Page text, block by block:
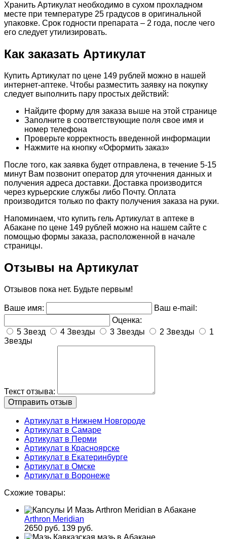
Хранить Артикулат необходимо в сухом прохладном
месте при температуре 25 градусов в оригинальной
упаковке. Срок годности препарата – 2 года, после чего
его следует утилизировать.
Как заказать Артикулат
Купить Артикулат по цене 149 рублей можно в нашей
интернет-аптеке. Чтобы разместить заявку на покупку
следует выполнить пару простых действий:
Найдите форму для заказа выше на этой странице
Заполните в соответствующие поля свое имя и
номер телефона
Проверьте корректность введенной информации
Нажмите на кнопку «Оформить заказ»
После того, как заявка будет отправлена, в течение 5-15
минут Вам позвонит оператор для уточнения данных и
получения адреса доставки. Доставка производится
через курьерские службы либо Почту. Оплата
производится только по факту получения заказа на руки.
Напоминаем, что купить гель Артикулат в аптеке в
Абакане по цене 149 рублей можно на нашем сайте с
помощью формы заказа, расположенной в начале
страницы.
Отзывы на Артикулат
Отзывов пока нет. Будьте первым!
Ваше имя:
Ваш e-mail:
Оценка:
5 Звезд
4 Звезды 3 Звезды 2 Звезды
1
Звезды
Текст отзыва:
Артикулат в Нижнем Новгороде
Артикулат в Самаре
Артикулат в Перми
Артикулат в Красноярске
Артикулат в Екатеринбурге
Артикулат в Омске
Артикулат в Воронеже
Схожие товары:
Arthron Meridian
2650 руб. 139 руб.